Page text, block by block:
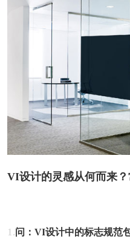
VI设计的灵感从何而来
1.问：VI设计中的标志规范